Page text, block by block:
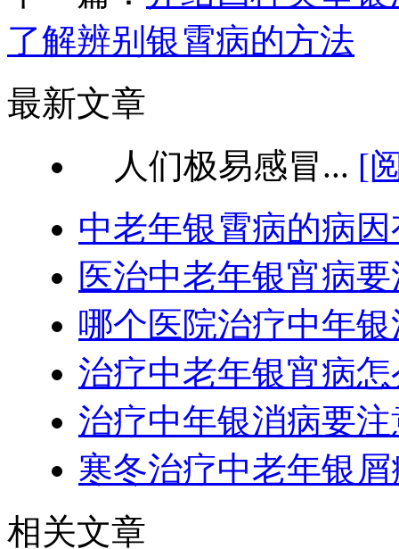
了解辨别银霄病的方法
最新文章
人们极易感冒... [
中老年银霄病的病
医治中老年银宵病
哪个医院治疗中年
治疗中老年银宵病
治疗中年银消病要
寒冬治疗中老年银
相关文章